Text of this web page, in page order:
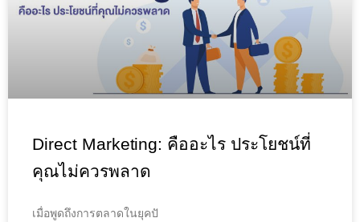
Direct Marketing: คืออะไร ประโยชน์ที่
คุณไม่ควรพลาด
เมื่อพูดถึงการตลาดในยุคปั